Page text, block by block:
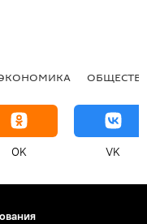
OK VK